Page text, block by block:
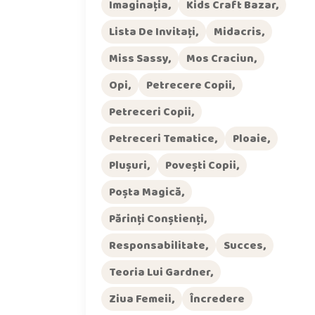
Imaginația
Kids Craft Bazar
Lista De Invitați
Midacris
Miss Sassy
Mos Craciun
Opi
Petrecere Copii
Petreceri Copii
Petreceri Tematice
Ploaie
Plușuri
Povești Copii
Poșta Magică
Părinți Conștienți
Responsabilitate
Succes
Teoria Lui Gardner
Ziua Femeii
Încredere